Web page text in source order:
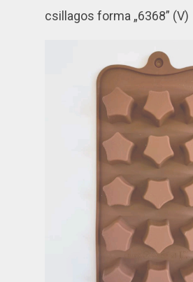
csillagos forma „6368” (V)